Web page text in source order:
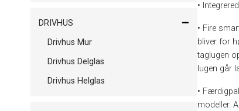
DRIVHUS
Drivhus Mur
Drivhus Delglas
Drivhus Helglas
•
• Fire
bliver for
taglugen
lugen går
•
modeller.